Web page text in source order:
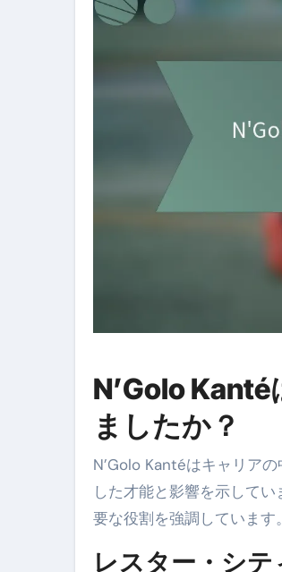
N’Golo
ましたか？
N’Golo Kantéはキャリア
した才能と影響を示して
要な役割を強調しています。
レスター・シ